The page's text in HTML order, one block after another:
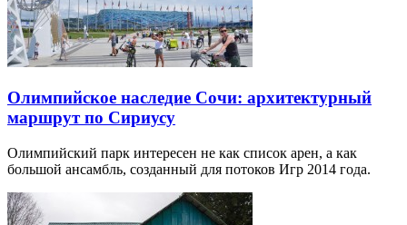
Олимпийское наследие Сочи: архитектурный
маршрут по Сириусу
Олимпийский парк интересен не как список арен, а как
большой ансамбль, созданный для потоков Игр 2014 года.